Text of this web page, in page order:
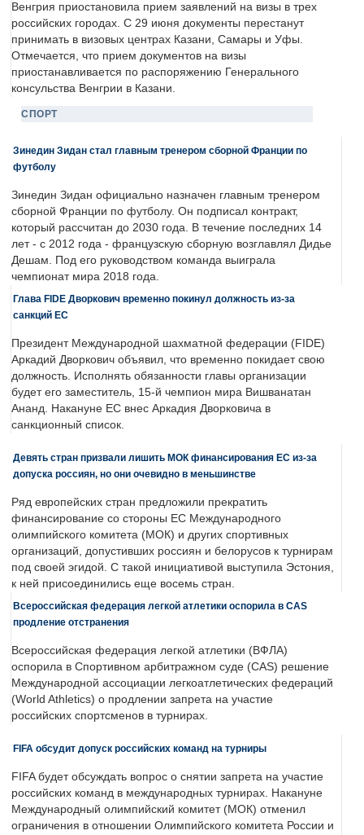
Венгрия приостановила прием заявлений на визы в трех
российских городах. С 29 июня документы перестанут
принимать в визовых центрах Казани, Самары и Уфы.
Отмечается, что прием документов на визы
приостанавливается по распоряжению Генерального
консульства Венгрии в Казани.
СПОРТ
Зинедин Зидан стал главным тренером сборной Франции по
футболу
Зинедин Зидан официально назначен главным тренером
сборной Франции по футболу. Он подписал контракт,
который рассчитан до 2030 года. В течение последних 14
лет - с 2012 года - французскую сборную возглавлял Дидье
Дешам. Под его руководством команда выиграла
чемпионат мира 2018 года.
Глава FIDE Дворкович временно покинул должность из-за
санкций ЕС
Президент Международной шахматной федерации (FIDE)
Аркадий Дворкович объявил, что временно покидает свою
должность. Исполнять обязанности главы организации
будет его заместитель, 15-й чемпион мира Вишванатан
Ананд. Накануне ЕС внес Аркадия Дворковича в
санкционный список.
Девять стран призвали лишить МОК финансирования ЕС из-за
допуска россиян, но они очевидно в меньшинстве
Ряд европейских стран предложили прекратить
финансирование со стороны ЕС Международного
олимпийского комитета (МОК) и других спортивных
организаций, допустивших россиян и белорусов к турнирам
под своей эгидой. С такой инициативой выступила Эстония,
к ней присоединились еще восемь стран.
Всероссийская федерация легкой атлетики оспорила в CAS
продление отстранения
Всероссийская федерация легкой атлетики (ВФЛА)
оспорила в Спортивном арбитражном суде (CAS) решение
Международной ассоциации легкоатлетических федераций
(World Athletics) о продлении запрета на участие
российских спортсменов в турнирах.
FIFA обсудит допуск российских команд на турниры
FIFA будет обсуждать вопрос о снятии запрета на участие
российских команд в международных турнирах. Накануне
Международный олимпийский комитет (МОК) отменил
ограничения в отношении Олимпийского комитета России и